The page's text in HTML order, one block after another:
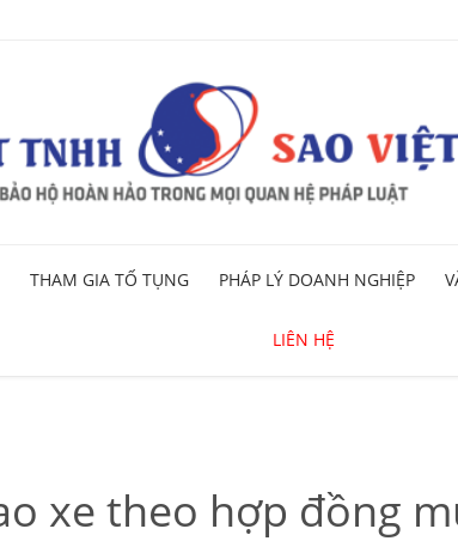
to
THAM GIA TỐ TỤNG PHÁP LÝ DOANH NGHIỆP
LIÊN HỆ
xe theo hợp đồng